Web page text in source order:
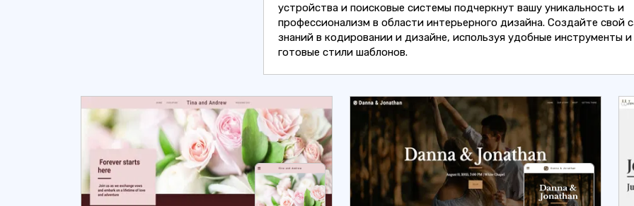
устройства и поисковые системы подчеркнут вашу уникальность и
профессионализм в области интерьерного дизайна. Создайте свой
знаний в кодировании и дизайне, используя удобные инструменты и
готовые стили шаблонов.